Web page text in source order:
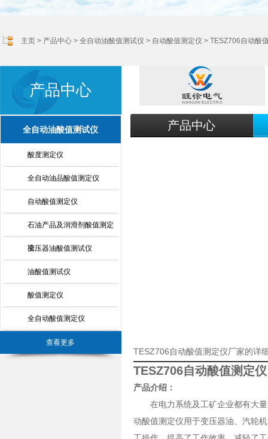
主页 > 产品中心 > 全自动油酸值测试仪 > 自动酸值测定仪 > TESZ706自动酸
产品中心
全自动油酸值测试仪
酸度测定仪
全自动油品酸值测定仪
自动酸值测定仪
石油产品及润滑剂酸值测定
法
变压器油酸值测试仪
油酸值测试仪
酸值测定仪
全自动酸值测定仪
查看更多
产品中心
TESZ706自动酸值测定仪厂家的详
TESZ706自动酸值测定仪
产品介绍：
在电力系统及工矿企业都有大量
动酸值测定仪用于变压器油、汽轮